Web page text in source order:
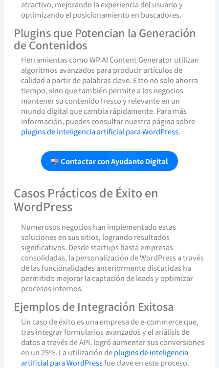
atractivo, mejorando la experiencia del usuario y
optimizando el posicionamiento en buscadores.
Plugins que Potencian la Generación
de Contenidos
Herramientas como WP AI Content Generator utilizan
algoritmos avanzados para producir artículos de
calidad a partir de palabras clave. Esto no solo ahorra
tiempo, sino que también permite a los negocios
mantener su contenido fresco y relevante en un
mundo digital que cambia rápidamente. Para más
información, puedes consultar nuestra página sobre
plugins de inteligencia artificial para WordPress.
Contactar con Ayudante Digital
Casos Prácticos de Éxito en
WordPress
Numerosos negocios han implementado estas
soluciones en sus sitios, logrando resultados
significativos. Desde startups hasta empresas
consolidadas, la personalización de WordPress a través
de las funcionalidades anteriormente discutidas ha
permitido mejorar la captación de leads y optimizar
procesos internos.
Ejemplos de Integración Exitosa
Un caso de éxito es una empresa de e-commerce que,
tras integrar formularios avanzados y el análisis de
datos a través de API, logró aumentar sus conversiones
en un 25%. La utilización deplugins de inteligencia
artificial para WordPressfue clave en este proceso.